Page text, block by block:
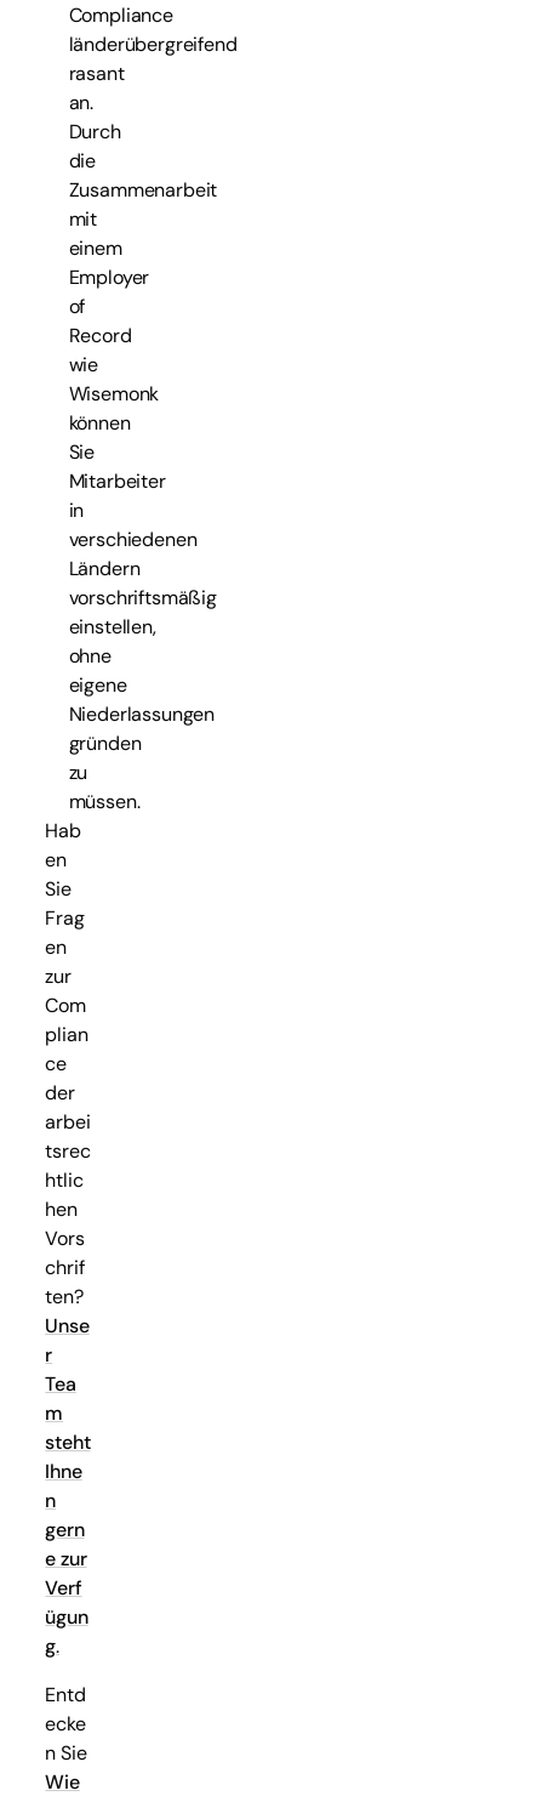
Compliance
länderübergreifend
rasant
an.
Durch
die
Zusammenarbeit
mit
einem
Employer
of
Record
wie
Wisemonk
können
Sie
Mitarbeiter
in
verschiedenen
Ländern
vorschriftsmäßig
einstellen,
ohne
eigene
Niederlassungen
gründen
zu
müssen.
Hab
en
Sie
Frag
en
zur
Com
plian
ce
der
arbei
tsrec
htlic
hen
Vors
chrif
ten?
Unse
r
Tea
m
steht
Ihne
n
gern
e zur
Verf
ügun
g.
Entd
ecke
n Sie
Wie